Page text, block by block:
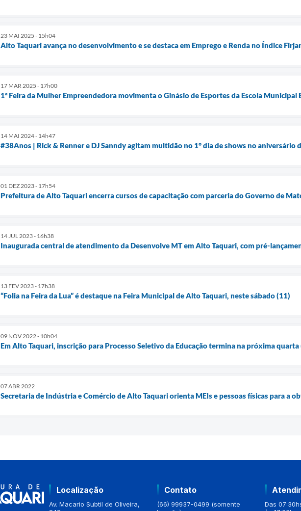
23 MAI 2025 - 15h04
Alto Taquari avança no desenvolvimento e se destaca em Emprego e Renda no Índice
17 MAR 2025 - 17h00
1ª Feira da Mulher Empreendedora movimenta o Ginásio de Esportes da Escola Municipal
14 MAI 2024 - 14h47
#38Anos | Rick & Renner e DJ Sanndy agitam multidão no 1° dia de shows no aniversário
01 DEZ 2023 - 17h54
Prefeitura de Alto Taquari encerra cursos de capacitação com parceria do Governo de
14 JUL 2023 - 16h38
Inaugurada central de atendimento da Desenvolve MT em Alto Taquari, com pré-
13 FEV 2023 - 17h38
“Folia na Feira da Lua” é destaque na Feira Municipal de Alto Taquari, neste sábado (11)
09 NOV 2022 - 10h04
Em Alto Taquari, inscrição para Processo Seletivo da Educação termina na próxima quarta
07 ABR 2022
Secretaria de Indústria e Comércio de Alto Taquari orienta MEIs e pessoas físicas para a
Localização
Av. Macario Subtil de Oliveira,
Contato
(66) 99937-0499 (somente
Das